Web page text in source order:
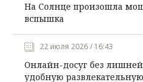
На Солнце произошла
вспышка
22 июля 2026 / 16:43
Онлайн-досуг без лишней
удобную